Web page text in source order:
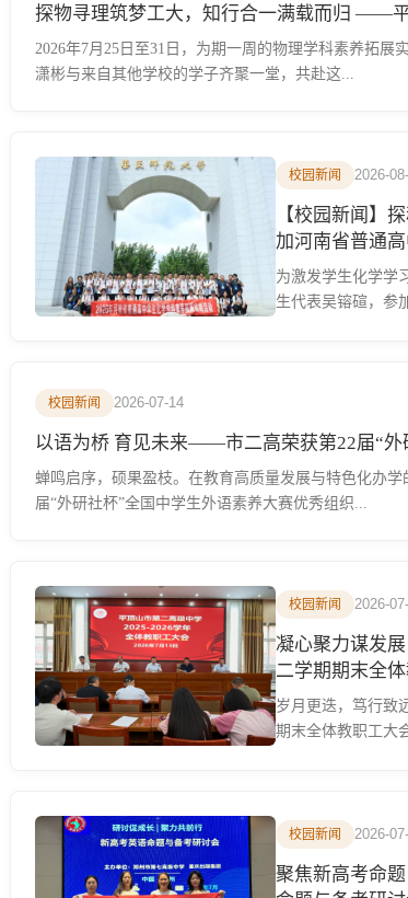
探物寻理
2026年7月25日至31日，为期一周的物理学科素养拓
潇彬与来自其他学校的学子齐聚一堂，共赴这...
校园新闻 2026-
【校园新闻】
加河南省普通
为激发学生化学学
生代表吴镕碹，参
校园新闻 2026-07-14
以语为桥 育见未来——市二高荣获第22届“外
蝉鸣启序，硕果盈枝。在教育高质量发展与特色化办
届“外研社杯”全国中学生外语素养大赛优秀组织...
校园新闻 2026-
凝心聚力谋发
二学期期末全
岁月更迭，笃行致
期末全体教职工大
校园新闻 2026-
聚焦新高考命